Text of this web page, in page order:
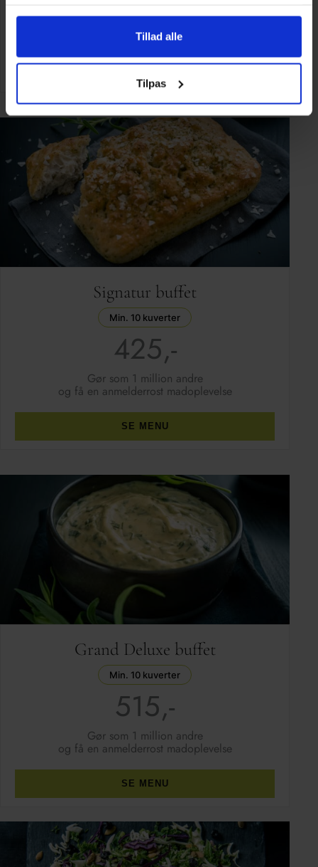
Tillad alle
Tilpas
SE MENU
Signatur buffet
Min. 10 kuverter
425,-
Gør som 1 million andre
og få en anmelderrost madoplevelse
SE MENU
Grand Deluxe buffet
Min. 10 kuverter
515,-
Gør som 1 million andre
og få en anmelderrost madoplevelse
SE MENU